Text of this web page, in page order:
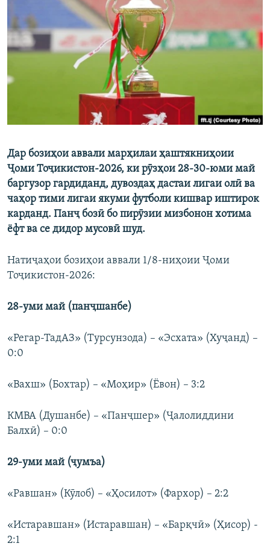
ГУЗОРИШҲОИ РАДИОӢ
Русский
ПАЙГИРӢ КУНЕД
Дар бозиҳои аввали марҳилаи ҳаштякниҳоии
Ҷоми Тоҷикистон-2026, ки рӯзҳои 28-30-юми май
баргузор гардиданд, дувоздаҳ дастаи лигаи олӣ ва
чаҳор тими лигаи якуми футболи кишвар иштирок
карданд. Панҷ бозӣ бо пирӯзии мизбонон хотима
ёфт ва се дидор мусовӣ шуд.
Натиҷаҳои бозиҳои аввали 1/8-ниҳоии Ҷоми
Тоҷикистон-2026:
28-уми май (панҷшанбе)
«Регар-ТадАЗ» (Турсунзода) – «Эсхата» (Хуҷанд) –
0:0
«Вахш» (Бохтар) – «Моҳир» (Ёвон) – 3:2
КМВА (Душанбе) – «Панҷшер» (Ҷалолиддини
Балхӣ) – 0:0
29-уми май (ҷумъа)
«Равшан» (Кӯлоб) – «Ҳосилот» (Фархор) – 2:2
«Истаравшан» (Истаравшан) – «Барқчӣ» (Ҳисор) -
2:1